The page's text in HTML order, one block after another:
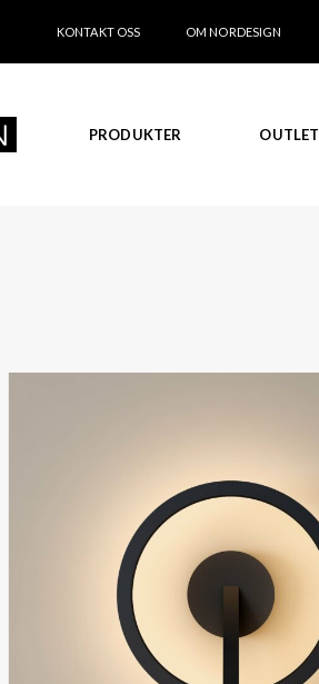
KONTAKT OSS OM NORDESIGN
PRODUKTER OUTLET